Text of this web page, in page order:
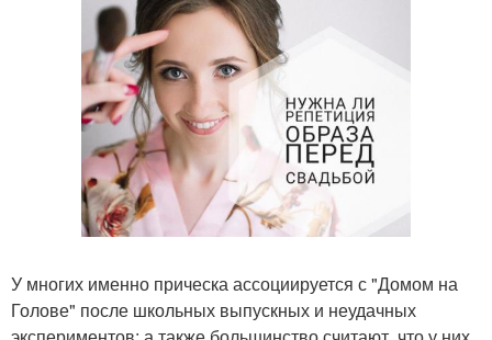
У многих именно прическа ассоциируется с "Домом на
Голове" после школьных выпускных и неудачных